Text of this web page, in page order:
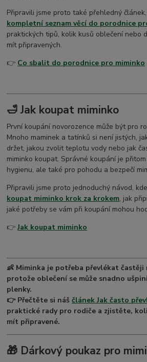
Připravili jsme proto také přehledný
kompletní seznam věcí do porodnice
praktických tipů, kolik kusů oblečení nebo
mít připravených.
👉 Co sbalit do porodnice pro miminko
🛁 Jak koupat miminko
První koupání novorozence může být pro
Mnoho maminek a tatínků si není jistých,
držet, jakou zvolit teplotu vody nebo jak
miminko koupat. Správné koupání je
hygienu, ale také pro pohodu a bezpečí
Připravili jsme proto jednoduchý návod,
koupat miminko krok za krokem, jak
jaké potřeby se vám při koupání mohou
👉Jak koupat miminko
👶 Miminka je potřeba převlékat
protože oblečení se může snadno
plenky.
👉 Přečtěte si náščlánek Jak často
praktické rady pro rodiče a zjistěte,
mít připravené.
🎁 Dárkový poukaz pro